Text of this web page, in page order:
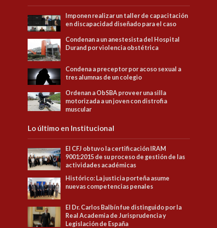
Imponen realizar un taller de capacitación
en discapacidad diseñado para el caso
Condenan a un anestesista del Hospital
Durand por violencia obstétrica
Condena a preceptor por acoso sexual a
tres alumnas de un colegio
Ordenan a ObSBA proveer una silla
motorizada a un joven con distrofia
muscular
Lo último en Institucional
El CFJ obtuvo la certificación IRAM
9001:2015 de su proceso de gestión de las
actividades académicas
Histórico: La justicia porteña asume
nuevas competencias penales
El Dr. Carlos Balbín fue distinguido por la
Real Academia de Jurisprudencia y
Legislación de España